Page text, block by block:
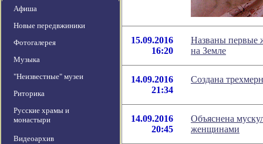
Афиша
Новые передвжиники
Фотогалерея
Музыка
"Неизвестные" музеи
Риторика
Русские храмы и
монастыри
Видеоархив
15.09.2016
16:20
Названы первые
на Земле
14.09.2016
21:34
Создана
14.09.2016
20:45
Объяснена
женщинами